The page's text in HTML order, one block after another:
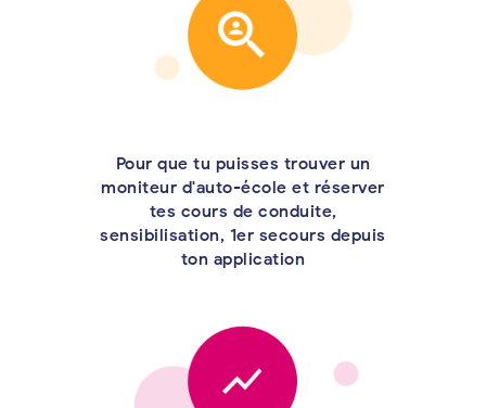
Pour que tu puisses trouver un
moniteur d'auto-école et réserver
tes cours de conduite,
sensibilisation, 1er secours depuis
ton application